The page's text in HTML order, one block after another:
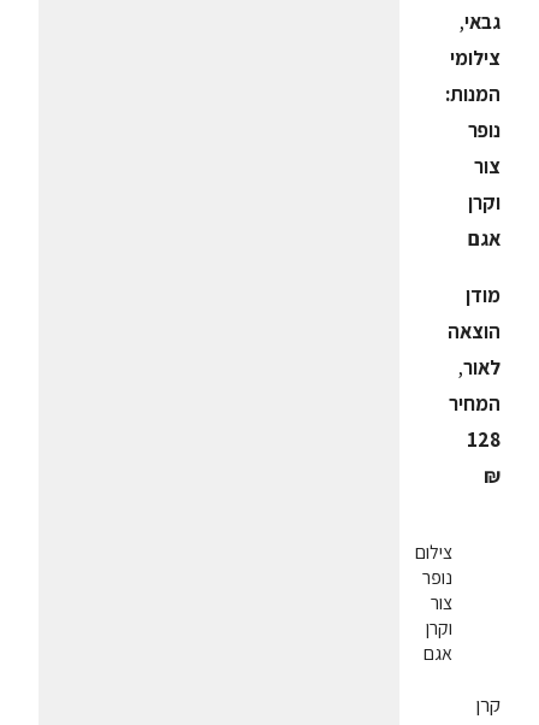
גבאי,
צילומי
המנות:
נופר
צור
וקרן
אגם
מודן
הוצאה
לאור,
המחיר
128
₪
צילום
נופר
צור
וקרן
אגם
קרן